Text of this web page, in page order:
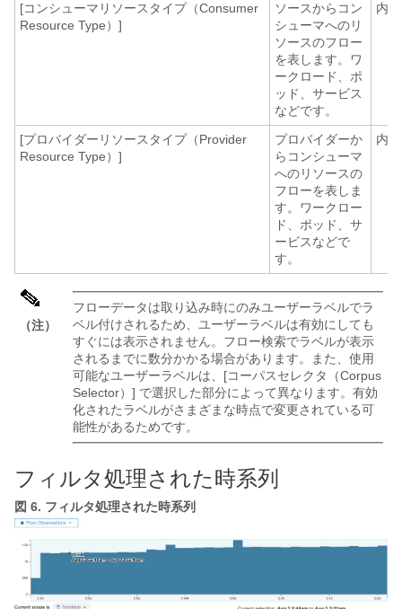
[コンシューマリソースタイプ（Consumer
Resource Type）]
ソースからコン
シューマへのリ
ソースのフロー
を表します。ワ
ークロード、ポ
ッド、サービス
などです。
内線
[プロバイダーリソースタイプ（Provider
Resource Type）]
プロバイダーか
らコンシューマ
へのリソースの
フローを表しま
す。ワークロー
ド、ポッド、サ
ービスなどで
す。
内線
（注）
フローデータは取り込み時にのみユーザーラベルでラ
ベル付けされるため、ユーザーラベルは有効にしても
すぐには表示されません。フロー検索でラベルが表示
されるまでに数分かかる場合があります。また、使用
可能なユーザーラベルは、[コーパスセレクタ（Corpus
Selector）] で選択した部分によって異なります。有効
化されたラベルがさまざまな時点で変更されている可
能性があるためです。
フィルタ処理された時系列
図 6. フィルタ処理された時系列